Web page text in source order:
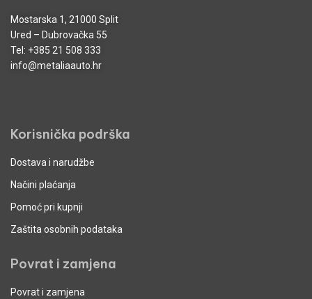
Mostarska 1, 21000 Split
Ured – Dubrovačka 55
Tel: +385 21 508 333
info@metaliaauto.hr
Korisnička podrška
Dostava i narudžbe
Načini plaćanja
Pomoć pri kupnji
Zaštita osobnih podataka
Povrat i zamjena
Povrat i zamjena